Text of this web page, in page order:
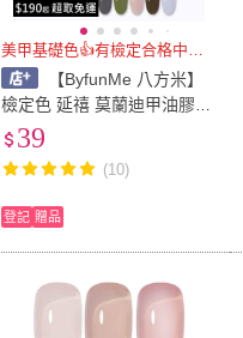
美甲基礎色👍有檢定合格中文標
【ByfunMe 八方米】
檢定色 延禧 莫蘭迪甲油膠
光撩膠美甲凝膠指甲油彩繪
Mall
39
(10)
登記 贈品